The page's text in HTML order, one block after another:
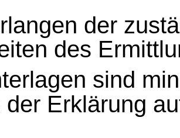
der
des
sind
Erklärung